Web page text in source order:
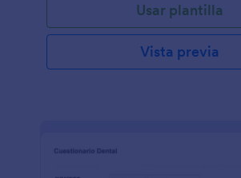
Usar plantilla
Vista previa